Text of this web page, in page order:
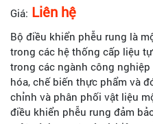
Giá: Liên hệ
Bộ điều khiển phễu rung là
trong các hệ thống cấp liệu
trong các ngành công
hóa, chế biến thực phẩm và
chỉnh và phân phối vật liệu
điều khiển phễu rung đảm